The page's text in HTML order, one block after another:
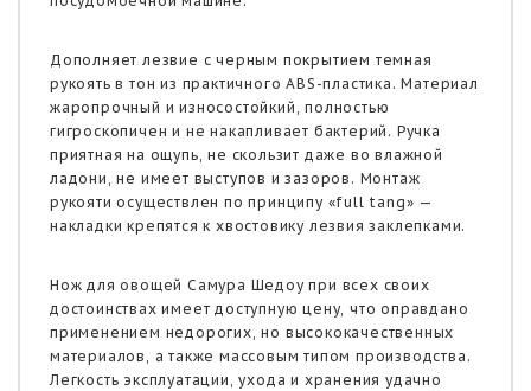
Дополняет лезвие с черным покрытием темная
рукоять в тон из практичного ABS-пластика. Материал
жаропрочный и износостойкий, полностью
гигроскопичен и не накапливает бактерий. Ручка
приятная на ощупь, не скользит даже во влажной
ладони, не имеет выступов и зазоров. Монтаж
рукояти осуществлен по принципу «full tang» —
накладки крепятся к хвостовику лезвия заклепками.
Нож для овощей Самура Шедоу при всех своих
достоинствах имеет доступную цену, что оправдано
применением недорогих, но высококачественных
материалов, а также массовым типом производства.
Легкость эксплуатации, ухода и хранения удачно